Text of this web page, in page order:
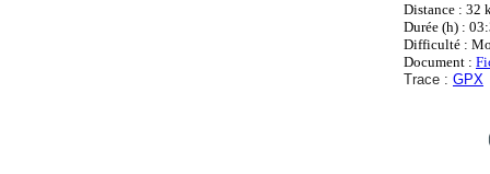
Distance : 32
Durée (h) :
Difficulté :
Document :
Trace : GPX